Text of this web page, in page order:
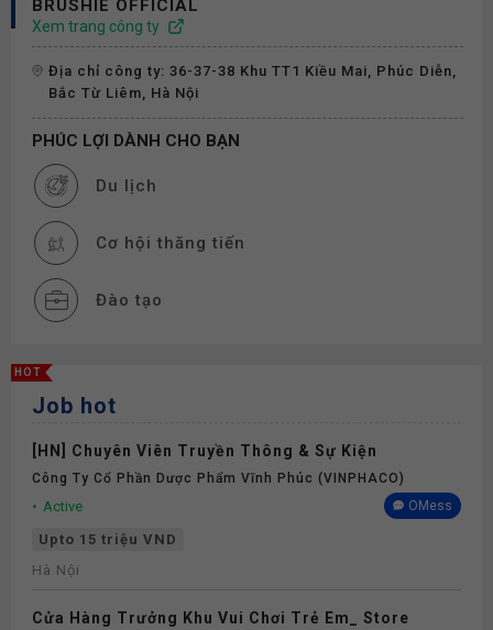
BRUSHIE OFFICIAL
Xem trang công ty
Địa chỉ công ty: 36-37-38 Khu TT1 Kiều Mai, Phúc Diễn,
Bắc Từ Liêm, Hà Nội
PHÚC LỢI DÀNH CHO BẠN
Du lịch
Cơ hội thăng tiến
Đào tạo
Phụ cấp
Nghỉ phép
HOT
Job hot
[HN] Chuyên Viên Truyền Thông & Sự Kiện
Công Ty Cổ Phần Dược Phẩm Vĩnh Phúc (VINPHACO)
Active OMess
Upto 15 triệu VND
Hà Nội
Cửa Hàng Trưởng Khu Vui Chơi Trẻ Em_ Store